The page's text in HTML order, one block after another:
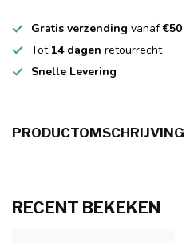
Gratis verzending vanaf€50
Tot 14 dagen retourrecht
Snelle Levering
PRODUCTOMSCHRIJVING
RECENT BEKEKEN